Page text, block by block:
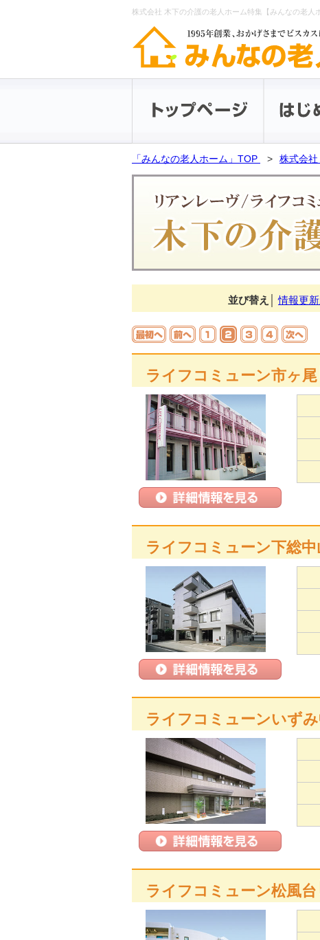
株式会社 木下の介護の老人ホーム特集【みんなの老人
「みんなの老人ホーム」TOP 株式会社
並び替え │情報更
ライフコミューン市ヶ尾
ライフコミューン下総中
ライフコミューンいず
ライフコミューン松風台